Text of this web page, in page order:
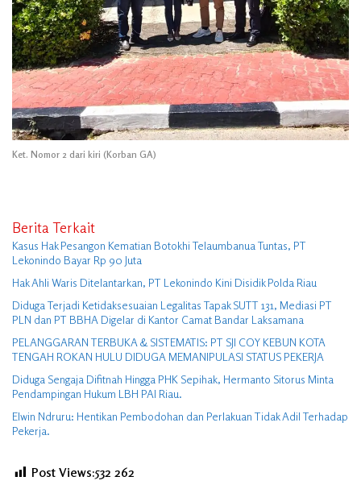
Ket. Nomor 2 dari kiri (Korban GA)
Berita Terkait
Kasus Hak Pesangon Kematian Botokhi Telaumbanua Tuntas, PT
Lekonindo Bayar Rp 90 Juta
Hak Ahli Waris Ditelantarkan, PT Lekonindo Kini Disidik Polda Riau
Diduga Terjadi Ketidaksesuaian Legalitas Tapak SUTT 131, Mediasi PT
PLN dan PT BBHA Digelar di Kantor Camat Bandar Laksamana
PELANGGARAN TERBUKA & SISTEMATIS: PT SJI COY KEBUN KOTA
TENGAH ROKAN HULU DIDUGA MEMANIPULASI STATUS PEKERJA
Diduga Sengaja Difitnah Hingga PHK Sepihak, Hermanto Sitorus Minta
Pendampingan Hukum LBH PAI Riau.
Elwin Ndruru: Hentikan Pembodohan dan Perlakuan Tidak Adil Terhadap
Pekerja.
Post Views:532 262